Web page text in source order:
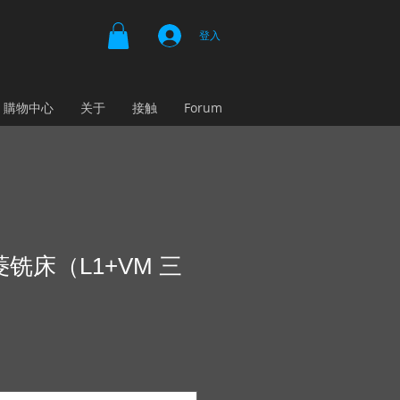
登入
購物中心 关于 接触 Forum
铣床（L1+VM 三